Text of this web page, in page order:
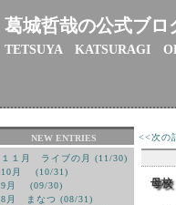
葛城哲哉の公式ブロ
TETSUYA KATSURAGI
NEW ENTRIES
１１月 ライブの月 (11/30)
10月 (10/31)
9月 (09/30)
8月 まなつ (08/31)
<<次の
母校